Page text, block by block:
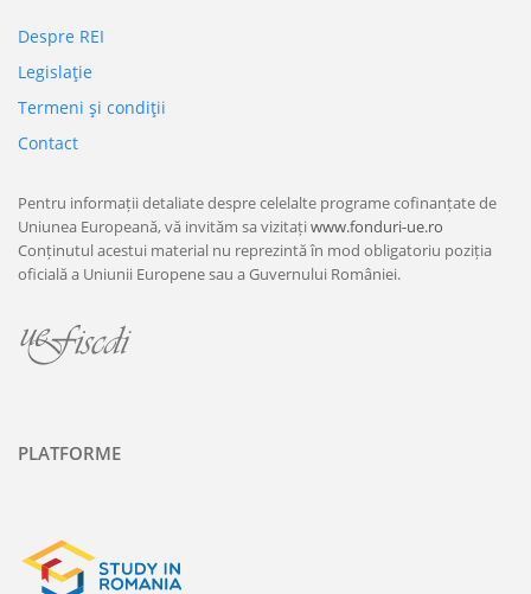
Despre REI
Legislaţie
Termeni şi condiţii
Contact
Pentru informații detaliate despre celelalte programe cofinanțate de
Uniunea Europeană, vă invităm sa vizitațiwww.fonduri-ue.ro
Conținutul acestui material nu reprezintă în mod obligatoriu poziția
oficială a Uniunii Europene sau a Guvernului României.
PLATFORME